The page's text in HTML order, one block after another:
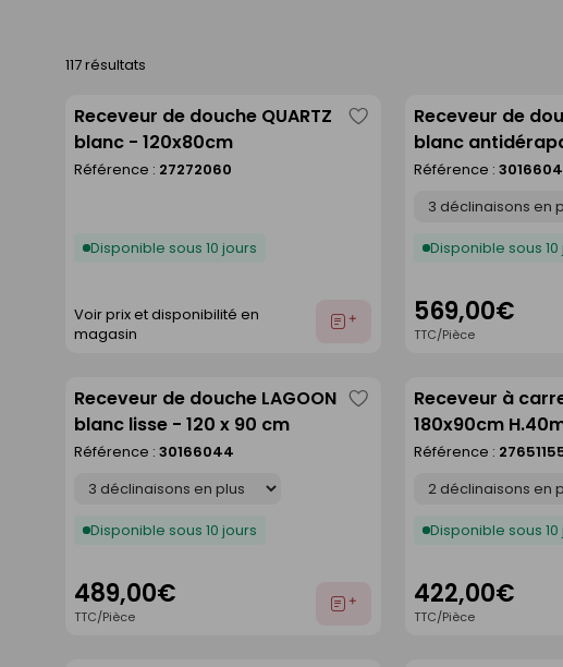
117 résultats
Receveur de douche QUARTZ
blanc - 120x80cm
Référence : 27272060
Disponible sous 10 jours
Voir prix et disponibilité en
magasin
Ajouter
Enregistrer
comme
Receveur de
blanc
Référence :
Disponible sous 10
569,00€
TTC/Pièce
Receveur de douche LAGOON
blanc lisse - 120 x 90 cm
Référence : 30166044
Disponible sous 10 jours
489,00€
TTC/Pièce
Ajouter
Enregistrer
comme
Receveur à
180x90cm
Référence :
Disponible sous 10
422,00€
TTC/Pièce